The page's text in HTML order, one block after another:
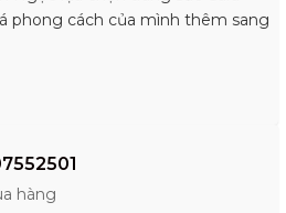
phong cách của mình thêm sang
hàng